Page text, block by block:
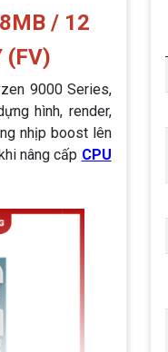
/ 12
(FV)
9000 Series,
hình, render,
nhịp boost lên
nâng cấp CPU